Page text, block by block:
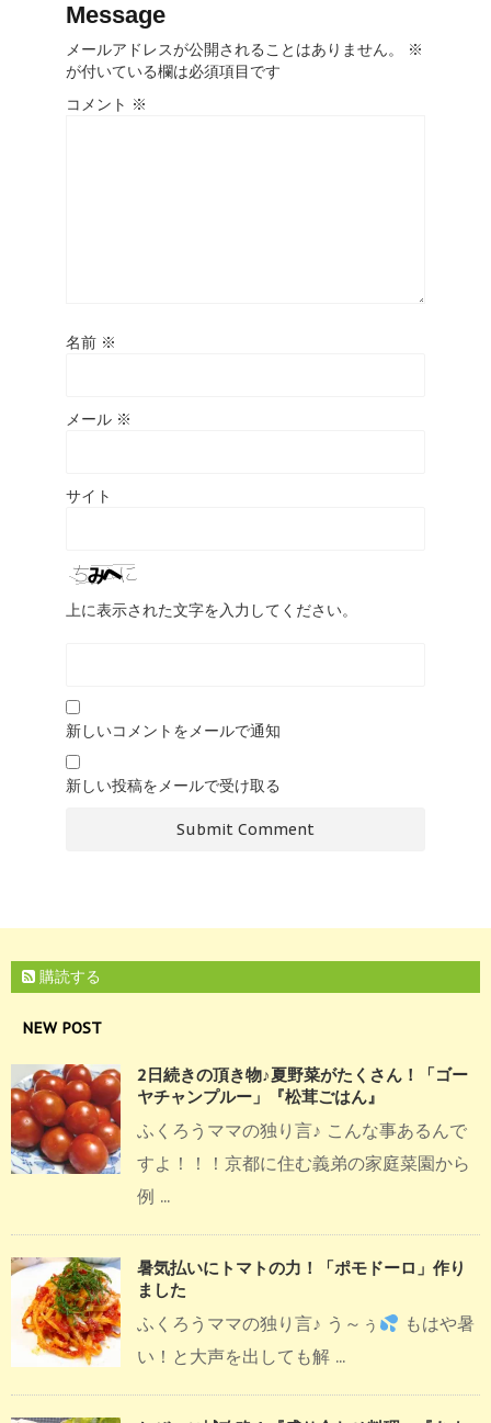
Message
メールアドレスが公開されることはありません。
※
が付いている欄は必須項目です
コメント ※
名前 ※
メール ※
サイト
上に表示された文字を入力してください。
新しいコメントをメールで通知
新しい投稿をメールで受け取る
購読する
NEW POST
2日続きの頂き物♪夏野菜がたくさん！「ゴー
ヤチャンプルー」『松茸ごはん』
ふくろうママの独り言♪ こんな事あるんで
すよ！！！京都に住む義弟の家庭菜園から
例 ...
暑気払いにトマトの力！「ポモドーロ」作り
ました
ふくろうママの独り言♪ う～ぅ
もはや暑
い！と大声を出しても解 ...